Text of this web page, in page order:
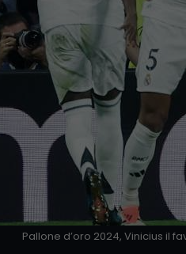
Pallone d’oro 2024, Vinicius il